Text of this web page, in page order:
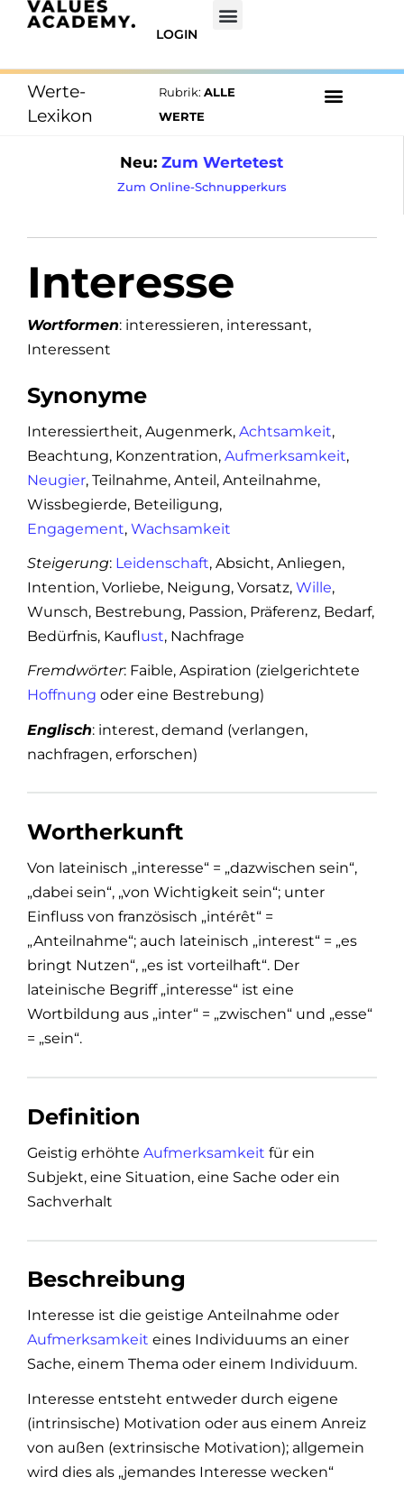
LOGIN
Werte-
Lexikon
Rubrik:ALLE
WERTE
Neu: Zum Wertetest
Zum Online-Schnupperkurs
Interesse
Wortformen: interessieren, interessant,
Interessent
Synonyme
Interessiertheit, Augenmerk, Achtsamkeit,
Beachtung, Konzentration, Aufmerksamkeit,
Neugier, Teilnahme, Anteil, Anteilnahme,
Wissbegierde, Beteiligung,
Engagement, Wachsamkeit
Steigerung: Leidenschaft, Absicht, Anliegen,
Intention, Vorliebe, Neigung, Vorsatz, Wille,
Wunsch, Bestrebung, Passion, Präferenz, Bedarf,
Bedürfnis, Kauflust, Nachfrage
Fremdwörter: Faible, Aspiration (zielgerichtete
Hoffnung oder eine Bestrebung)
Englisch: interest, demand (verlangen,
nachfragen, erforschen)
Wortherkunft
Von lateinisch „interesse“ = „dazwischen sein“,
„dabei sein“, „von Wichtigkeit sein“; unter
Einfluss von französisch „intérêt“ =
„Anteilnahme“; auch lateinisch „interest“ = „es
bringt Nutzen“, „es ist vorteilhaft“. Der
lateinische Begriff „interesse“ ist eine
Wortbildung aus „inter“ = „zwischen“ und „esse“
= „sein“.
Definition
Geistig erhöhte Aufmerksamkeit für ein
Subjekt, eine Situation, eine Sache oder ein
Sachverhalt
Beschreibung
Interesse ist die geistige Anteilnahme oder
Aufmerksamkeit eines Individuums an einer
Sache, einem Thema oder einem Individuum.
Interesse entsteht entweder durch eigene
(intrinsische) Motivation oder aus einem Anreiz
von außen (extrinsische Motivation); allgemein
wird dies als „jemandes Interesse wecken“